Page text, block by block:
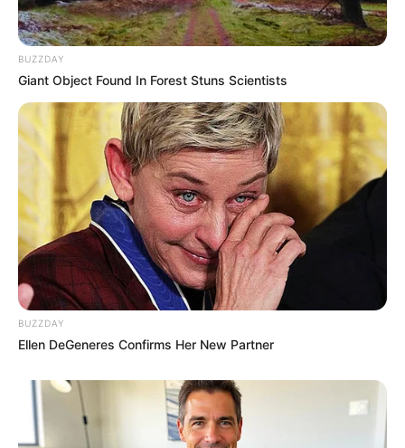
BUZZDAY
Giant Object Found In Forest Stuns Scientists
BUZZDAY
Ellen DeGeneres Confirms Her New Partner